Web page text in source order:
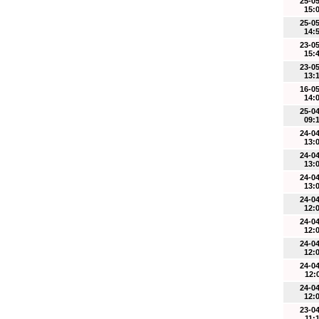
25-
23-
23-
16-
25-
24-
24-
24-
24-
24-
24-
24-
24-
23-